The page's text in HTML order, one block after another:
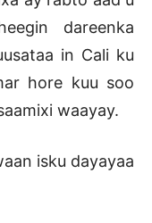
dareenka
in Cali ku
hore kuu soo
waayay.
isku dayayaa